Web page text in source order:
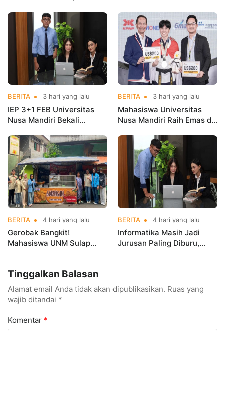
Kementerian Koperasi
Nama Kampus di Kejurnas
Taekwondo
BERITA 3 hari yang lalu
IEP 3+1 FEB Universitas
Nusa Mandiri Bekali
Kerja Sebelum Lulus
BERITA 3 hari yang lalu
Mahasiswa Universitas
Nusa Mandiri Raih Emas di
Indonesia Open
Championships 2026
BERITA 4 hari yang lalu
Gerobak Bangkit!
Mahasiswa UNM Sulap
BERITA 4 hari yang lalu
Informatika Masih Jadi
Jurusan Paling Diburu,
Tinggalkan Balasan
Alamat email Anda tidak akan dipublikasikan. Ruas yang
wajib ditandai *
Komentar *